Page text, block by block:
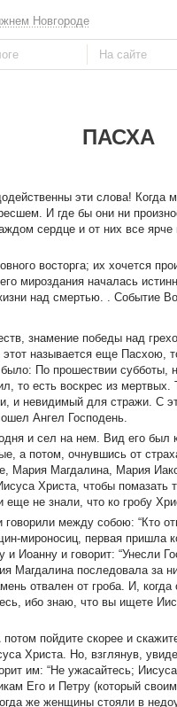
Новгороде
ПАСХА
эти слова!
И где бы они ни
сердце и от них все
восторга; их хочется
мироздания началась
над смертью. . Событие
знамение победы над
называется еще Пасхою,
По прошествии субботы,
то есть воскрес из
и невидимый для стражи. С
Ангел Господень.
и сел на нем. Вид его
а потом, очнувшись от
Мария Магдалина, Мария
Христа, чтобы помазать
не знали, что ко гробу
между собою: “Кто
мироносиц, первая пришла
Иоанну и говорит: “Унесли
Магдалина последовала
отвален от гроба. И, когда
ибо знаю, что вы ищете
пойдите скорее и
Христа. Но, взглянув,
им: “Не ужасайтесь;
Его и Петру (который
же женщины стояли в